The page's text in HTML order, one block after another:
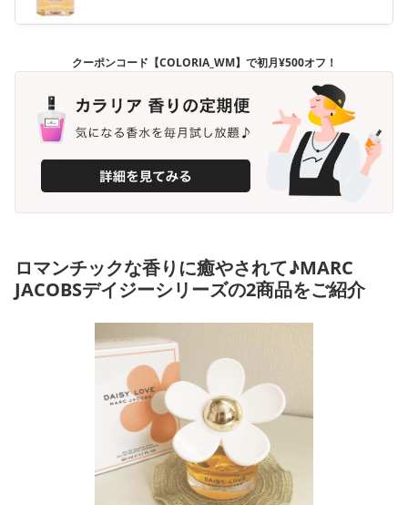
クーポンコード【COLORIA_WM】で初月¥500オフ！
ロマンチックな香りに癒やされて♪MARC
JACOBSデイジーシリーズの2商品をご紹介